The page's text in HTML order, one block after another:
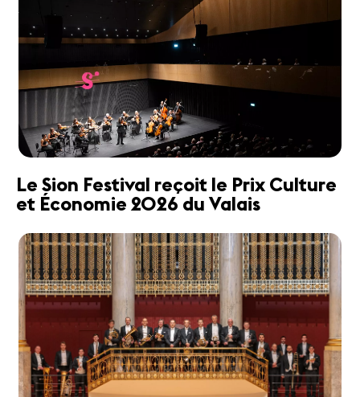
Le Sion Festival reçoit le Prix Culture
et Économie 2026 du Valais